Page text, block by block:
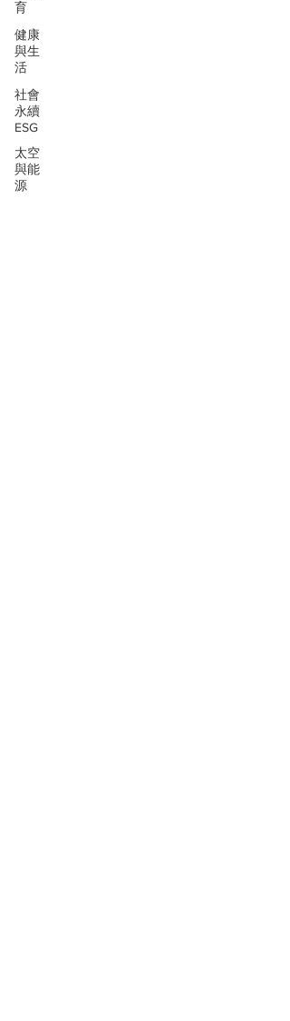
育
健康
與生
活
社會
永續
ESG
太空
與能
源